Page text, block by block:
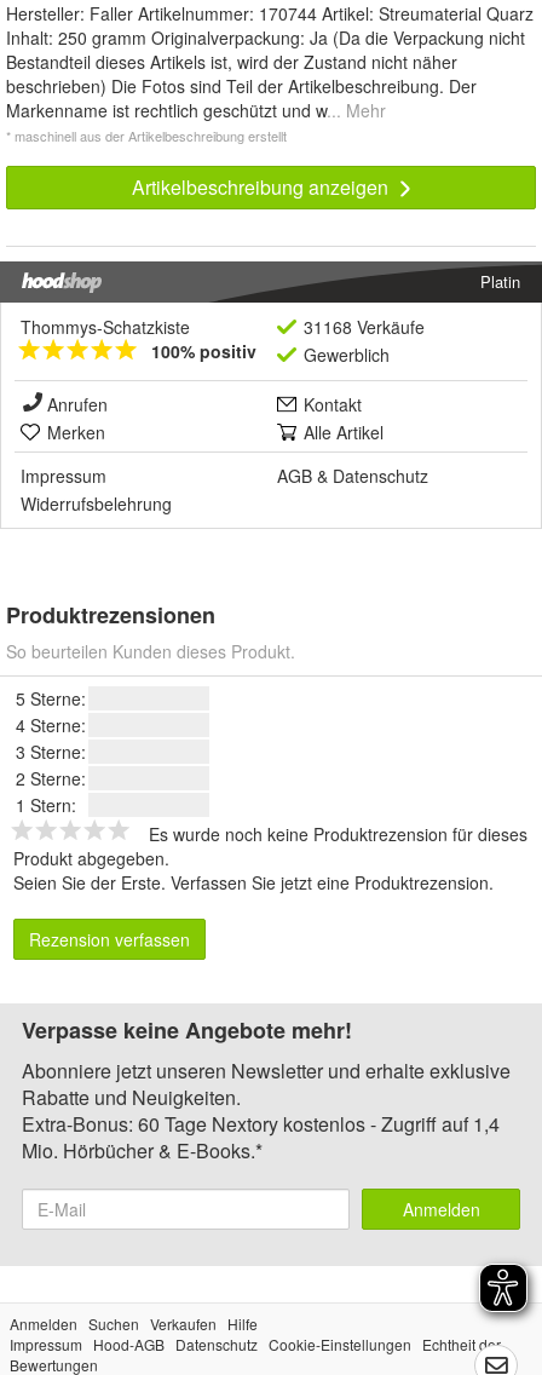
Hersteller: Faller Artikelnummer: 170744 Artikel: Streumaterial Quarz
Inhalt: 250 gramm Originalverpackung: Ja (Da die Verpackung nicht
Bestandteil dieses Artikels ist, wird der Zustand nicht näher
beschrieben) Die Fotos sind Teil der Artikelbeschreibung. Der
Markenname ist rechtlich geschützt und w... Mehr
* maschinell aus der Artikelbeschreibung erstellt
Artikelbeschreibung anzeigen
Platin
Thommys-Schatzkiste
100% positiv
31168 Verkäufe
Gewerblich
Anrufen
Kontakt
Merken
Alle Artikel
Impressum
AGB & Datenschutz
Widerrufsbelehrung
Produktrezensionen
So beurteilen Kunden dieses Produkt.
5 Sterne:
4 Sterne:
3 Sterne:
2 Sterne:
1 Stern:
Es wurde noch keine Produktrezension für dieses
Produkt abgegeben.
Seien Sie der Erste. Verfassen Sie jetzt eine Produktrezension.
Rezension verfassen
Verpasse keine Angebote mehr!
Abonniere jetzt unseren Newsletter und erhalte exklusive
Rabatte und Neuigkeiten.
Extra-Bonus: 60 Tage Nextory kostenlos - Zugriff auf 1,4
Mio. Hörbücher & E-Books.*
Anmelden
Anmelden Suchen Verkaufen
Hilfe
Impressum
Hood-AGB Datenschutz Cookie-Einstellungen
Echtheit der
Bewertungen